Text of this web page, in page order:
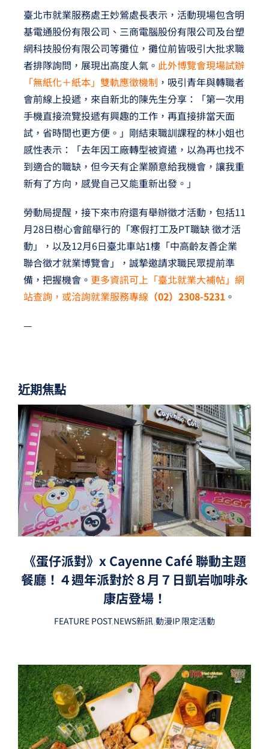
臺北市就業服務處王妙鶯處長表示，活動現場包含明
基電通股份有限公司、三商電腦股份有限公司及台塑
網科技股份有限公司等攤位，攤位前皆吸引大批求職
者排隊詢問，展現出高度人氣。 此外博覽會現場試辦
「無紙化＋紙本」雙軌應徵機制 ，吸引青年與轉職者
會前線上投遞，來自新北的陳先生分享：「第一次用
手機直接流覽投遞有興趣的工作，再直接排當天面
試，省時間也更方便。」剛結束職訓課程的林小姐也
感性表示：「去年因工廠轉型被資遣，以為再也找不
到適合的職缺，但今天有企業願意給我機會，讓我重
新有了方向，感覺自己又能重新出發。」
勞動局提醒，接下來市府還有舉辦徵才活動，包括11
月28日樹心會館舉行的「寒假打工及PT職缺 徵才活
動」，以及12月6日臺北車站1樓「中高齡友善企業
聯合徵才就業博覽會」，誠摯邀請求職民眾提前準
備，把握機會。 更多資訊可上「臺北就業大補帖」網
站查詢，或洽詢就業服務專線（02）2308-5231。
—
近期焦點
《蛋仔派對》x Cayenne Café 聯動主題
餐廳！４週年派對於８月７日凱岩咖啡永
康店登場！
FEATURE POST,NEWS新訊,動漫IP,限定活動